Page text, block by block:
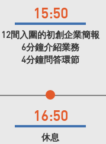
15:50
12間入圍的初創企業簡報
6分鐘介紹業務
4分鐘問答環節
16:50
休息